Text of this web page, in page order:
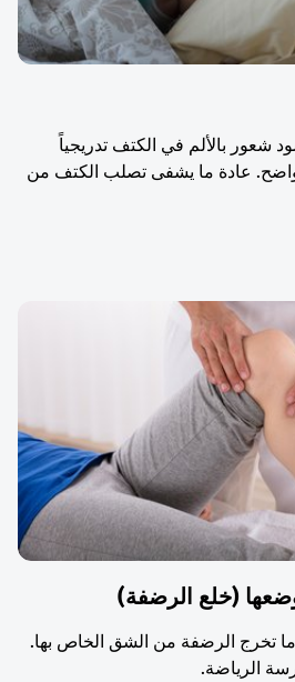
شعور بالألم في الكتف تدريجياً
عادة ما يشفى تصلب الكتف من
(خلع الرضفة)
تخرج الرضفة من الشق الخاص بها.
الرياضة.